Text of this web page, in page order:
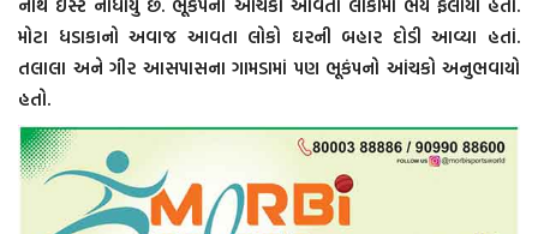
મોટા ધડાકાનો અવાજ આવતા લોકો ઘરની બહાર દોડી આવ્યા હતાં.
તલાલા અને ગીર આસપાસના ગામડામાં પણ ભૂકંપનો આંચકો અનુભવાયો
હતો.